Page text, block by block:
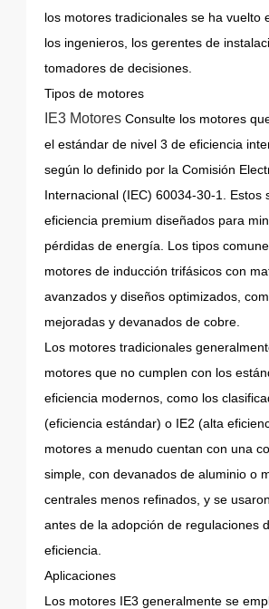
los motores tradicionales se ha vuelto
los ingenieros, los gerentes de
tomadores de decisiones.
Tipos de motores
IE3 Motores Consulte los motores
el estándar de nivel 3 de eficiencia
según lo definido por la Comisión
Internacional (IEC) 60034-30-1. Estos
eficiencia premium diseñados para
pérdidas de energía. Los tipos
motores de inducción trifásicos con
avanzados y diseños optimizados,
mejoradas y devanados de cobre.
Los motores tradicionales
motores que no cumplen con los
eficiencia modernos, como los
(eficiencia estándar) o IE2 (alta
motores a menudo cuentan con una
simple, con devanados de aluminio o
centrales menos refinados, y se
antes de la adopción de regulaciones
eficiencia.
Aplicaciones
Los motores IE3 generalmente se